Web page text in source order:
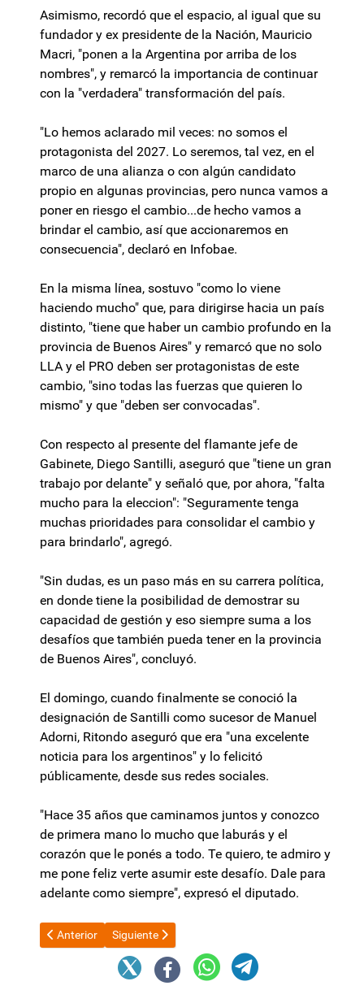
Asimismo, recordó que el espacio, al igual que su
fundador y ex presidente de la Nación, Mauricio
Macri, "ponen a la Argentina por arriba de los
nombres", y remarcó la importancia de continuar
con la "verdadera" transformación del país.
"Lo hemos aclarado mil veces: no somos el
protagonista del 2027. Lo seremos, tal vez, en el
marco de una alianza o con algún candidato
propio en algunas provincias, pero nunca vamos a
poner en riesgo el cambio...de hecho vamos a
brindar el cambio, así que accionaremos en
consecuencia", declaró en Infobae.
En la misma línea, sostuvo "como lo viene
haciendo mucho" que, para dirigirse hacia un país
distinto, "tiene que haber un cambio profundo en la
provincia de Buenos Aires" y remarcó que no solo
LLA y el PRO deben ser protagonistas de este
cambio, "sino todas las fuerzas que quieren lo
mismo" y que "deben ser convocadas".
Con respecto al presente del flamante jefe de
Gabinete, Diego Santilli, aseguró que "tiene un gran
trabajo por delante" y señaló que, por ahora, "falta
mucho para la eleccion": "Seguramente tenga
muchas prioridades para consolidar el cambio y
para brindarlo", agregó.
"Sin dudas, es un paso más en su carrera política,
en donde tiene la posibilidad de demostrar su
capacidad de gestión y eso siempre suma a los
desafíos que también pueda tener en la provincia
de Buenos Aires", concluyó.
El domingo, cuando finalmente se conoció la
designación de Santilli como sucesor de Manuel
Adorni, Ritondo aseguró que era "una excelente
noticia para los argentinos" y lo felicitó
públicamente, desde sus redes sociales.
"Hace 35 años que caminamos juntos y conozco
de primera mano lo mucho que laburás y el
corazón que le ponés a todo. Te quiero, te admiro y
me pone feliz verte asumir este desafío. Dale para
adelante como siempre", expresó el diputado.
Artículo anterior: Una funcionaria confirmó que le prestó su
Anterior Artículo siguiente: Respuesta a la iniciativa de
Siguiente